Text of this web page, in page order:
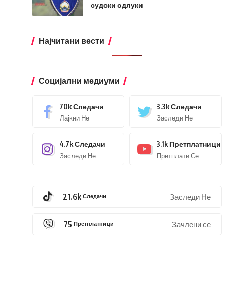
судски одлуки
Најчитани вести
Социјални медиуми
70kСледачи
Лајкни Не
3.3kСледачи
Заследи Не
4.7kСледачи
Заследи Не
3.1k Претплатници
Претплати Се
21.6k Следачи Заследи Не
75 Претплатници Зачлени се